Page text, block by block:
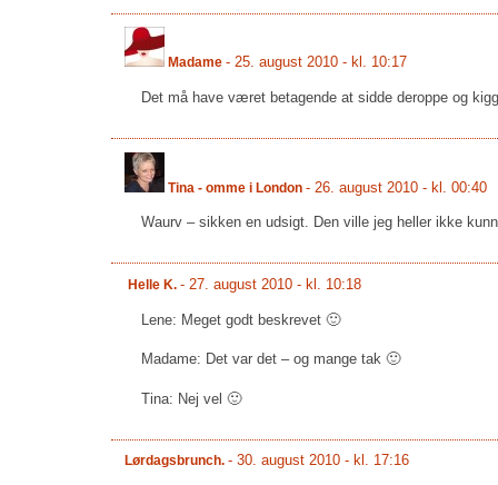
Madame - 25. august 2010 - kl. 10:17
Det må have været betagende at sidde deroppe og
Tina - omme i London - 26. august 2010 - kl. 00:40
Waurv – sikken en udsigt. Den ville jeg heller ikke
Helle K. - 27. august 2010 - kl. 10:18
Lene: Meget godt beskrevet 🙂
Madame: Det var det – og mange tak 🙂
Tina: Nej vel 🙂
Lørdagsbrunch. - 30. august 2010 - kl. 17:16